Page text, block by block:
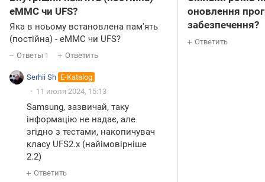
eMMC чи UFS?
Яка в ноьому встановлена пам'ять
(постійна) - eMMC чи UFS?
Ответы 1 Ответить
Serhii Sh E-Katalog
11 июля 2024, 15:13
Samsung, зазвичай, таку
інформацію не надає, але
згідно з тестами, накопичувач
класу UFS2.x (найімовірніше
2.2)
Ответить
оновлення
забезпечення?
Ответить